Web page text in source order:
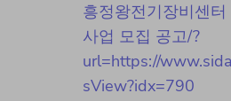
흥정왕전기장비센
사업 모집 공고/?
url=https://
sView?idx=790